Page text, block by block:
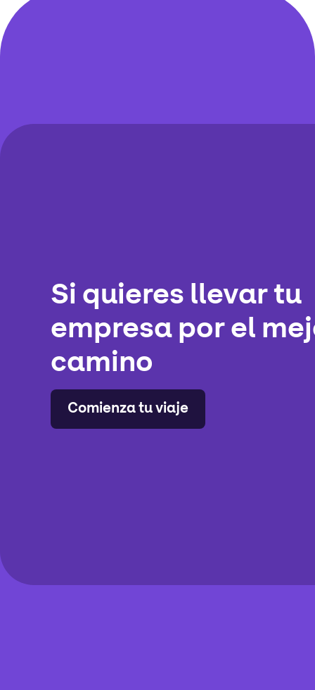
Si quieres llevar tu
empresa por el
camino
Comienza tu viaje